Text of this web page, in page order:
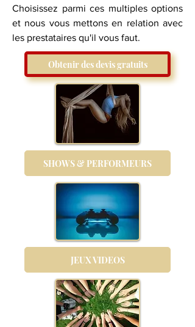
​Choisissez parmi ces multiples options
et nous vous mettons en relation avec
les prestataires qu'il vous faut.
Obtenir des devis gratuits
SHOWS & PERFORMEURS
JEUX VIDEOS